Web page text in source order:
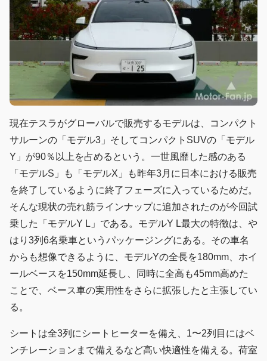
現在テスラがグローバルで販売するモデルは、コンパクト
サルーンの「モデル3」そしてコンパクトSUVの「モデル
Y」が90％以上を占めるという。一世風靡した感のある
「モデルS」も「モデルX」も昨年3月に日本における販売
を終了しているように終了フェーズに入っているためだ。
そんな現状の売れ筋ラインナップに追加されたのが今回試
乗した「モデルY L」である。モデルY L最大の特徴は、や
はり3列6名乗車というパッケージングにある。その車名
からも想像できるように、モデルYの全長を180mm、ホイ
ールベースを150mm延長し、同時に全高も45mm高めた
ことで、ベース車の実用性をさらに拡張したと主張してい
る。
シートは全3列にシートヒーターを備え、1〜2列目にはベ
ンチレーションまで備えるなど高い快適性を備える。荷室